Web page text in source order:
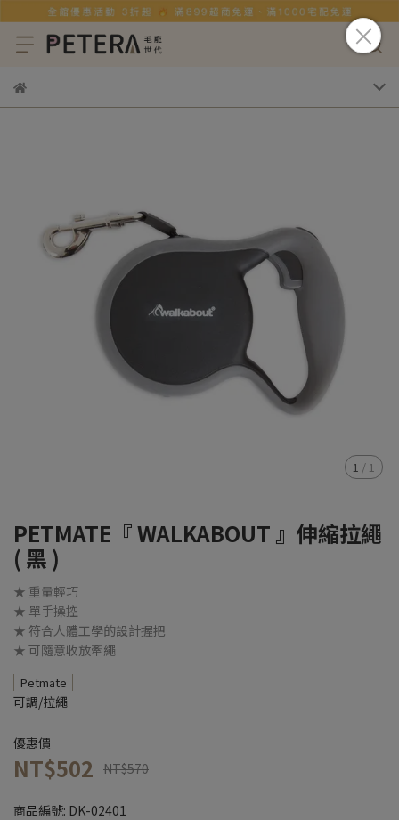
1 / 1
PETMATE『 WALKABOUT 』伸縮拉繩
( 黑 )
★ 重量輕巧
★ 單手操控
★ 符合人體工學的設計握把
★ 可隨意收放牽繩
Petmate
可調/拉繩
優惠價
NT$502 NT$570
商品編號: DK-02401